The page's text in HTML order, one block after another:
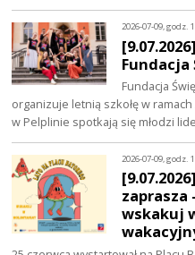
2026-07-09, godz.
Fundacja
Fundacja
organizuje letnią szkołę w
w Pelplinie spotkają się młodzi
2026-07-09, godz.
zaprasza
wskakuj